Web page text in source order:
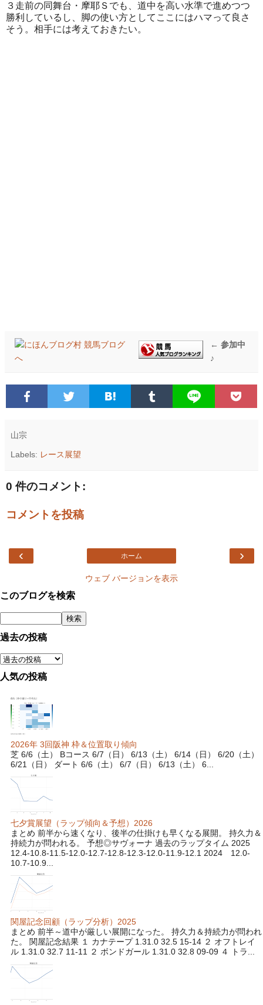
３走前の同舞台・摩耶Ｓでも、道中を高い水準で進めつつ
勝利しているし、脚の使い方としてここにはハマって良さ
そう。相手には考えておきたい。
← 参加中
♪
山宗
Labels: レース展望
0 件のコメント:
コメントを投稿
‹ ›
ホーム
ウェブ バージョンを表示
このブログを検索
過去の投稿
人気の投稿
2026年 3回阪神 枠＆位置取り傾向
芝 6/6（土） Bコース 6/7（日） 6/13（土） 6/14（日） 6/20（土）
6/21（日） ダート 6/6（土） 6/7（日） 6/13（土） 6...
七夕賞展望（ラップ傾向＆予想）2026
まとめ 前半から速くなり、後半の仕掛けも早くなる展開。 持久力＆
持続力が問われる。 予想◎サヴォーナ 過去のラップタイム 2025
12.4-10.8-11.5-12.0-12.7-12.8-12.3-12.0-11.9-12.1 2024 12.0-
10.7-10.9...
関屋記念回顧（ラップ分析）2025
まとめ 前半～道中が厳しい展開になった。 持久力＆持続力が問われ
た。 関屋記念結果 １ カナテープ 1.31.0 32.5 15-14 ２ オフトレイ
ル 1.31.0 32.7 11-11 ２ ボンドガール 1.31.0 32.8 09-09 ４ トラ...